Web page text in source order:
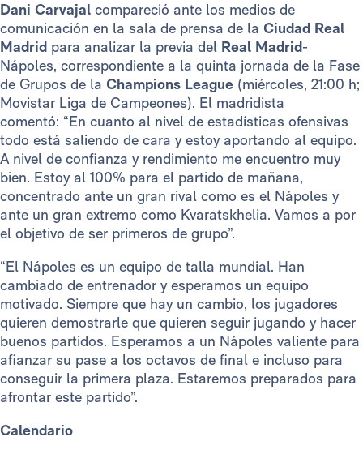
Dani Carvajal compareció ante los medios de
comunicación en la sala de prensa de la Ciudad Real
Madrid para analizar la previa del Real Madrid-
Nápoles, correspondiente a la quinta jornada de la Fase
de Grupos de la Champions League (miércoles, 21:00 h;
Movistar Liga de Campeones). El madridista
comentó: “En cuanto al nivel de estadísticas ofensivas
todo está saliendo de cara y estoy aportando al equipo.
A nivel de confianza y rendimiento me encuentro muy
bien. Estoy al 100% para el partido de mañana,
concentrado ante un gran rival como es el Nápoles y
ante un gran extremo como Kvaratskhelia. Vamos a por
el objetivo de ser primeros de grupo”.
“El Nápoles es un equipo de talla mundial. Han
cambiado de entrenador y esperamos un equipo
motivado. Siempre que hay un cambio, los jugadores
quieren demostrarle que quieren seguir jugando y hacer
buenos partidos. Esperamos a un Nápoles valiente para
afianzar su pase a los octavos de final e incluso para
conseguir la primera plaza. Estaremos preparados para
afrontar este partido”.
Calendario